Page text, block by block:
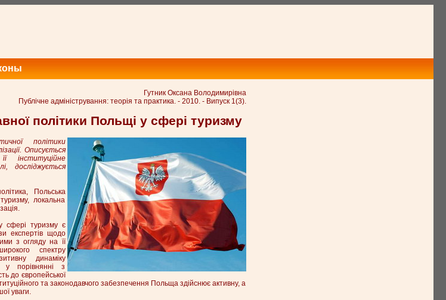
Гутник Оксана Володимирівна
Публічне адміністрування: теорія та практика. - 2010. - Випуск 1(3).
політики Польщі у сфері туризму
політики
Описується
інституційне
досліджується
Польська
локальна
сфері туризму є
експертів щодо
з огляду на її
спектру
динаміку
у порівнянні з
до європейської
та законодавчого забезпечення Польща здійснює активну, а
уваги.